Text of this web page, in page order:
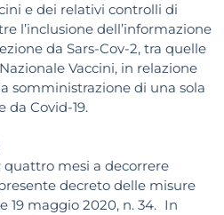
e dei relativi controlli di
l’inclusione dell’informazione
da Sars-Cov-2, tra quelle
Vaccini, in relazione
somministrazione di una sola
da Covid-19.
quattro mesi a decorrere
decreto delle misure
19 maggio 2020, n. 34. In